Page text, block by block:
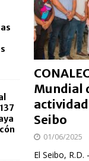
Mundial
Seibo
01/06/2025
El Seibo,